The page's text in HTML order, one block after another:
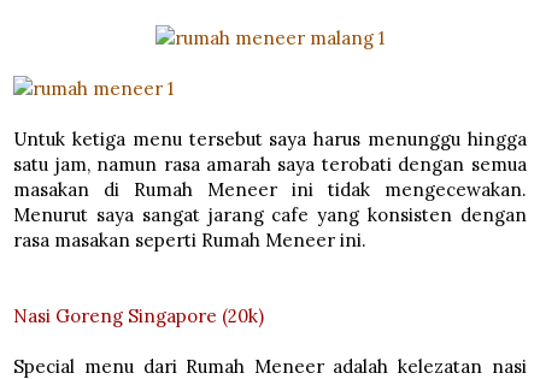
Untuk ketiga menu tersebut saya harus menunggu hingga
satu jam, namun rasa amarah saya terobati dengan semua
masakan di Rumah Meneer ini tidak mengecewakan.
Menurut saya sangat jarang cafe yang konsisten dengan
rasa masakan seperti Rumah Meneer ini.
Nasi Goreng Singapore (20k)
Special menu dari Rumah Meneer adalah kelezatan nasi